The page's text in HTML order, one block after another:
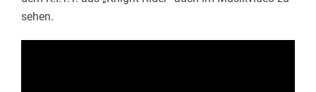
sehen.